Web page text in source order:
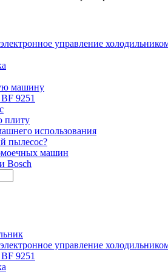
управление
машину
9251
плиту
использования
пылесос?
машин
Bosch
управление
9251